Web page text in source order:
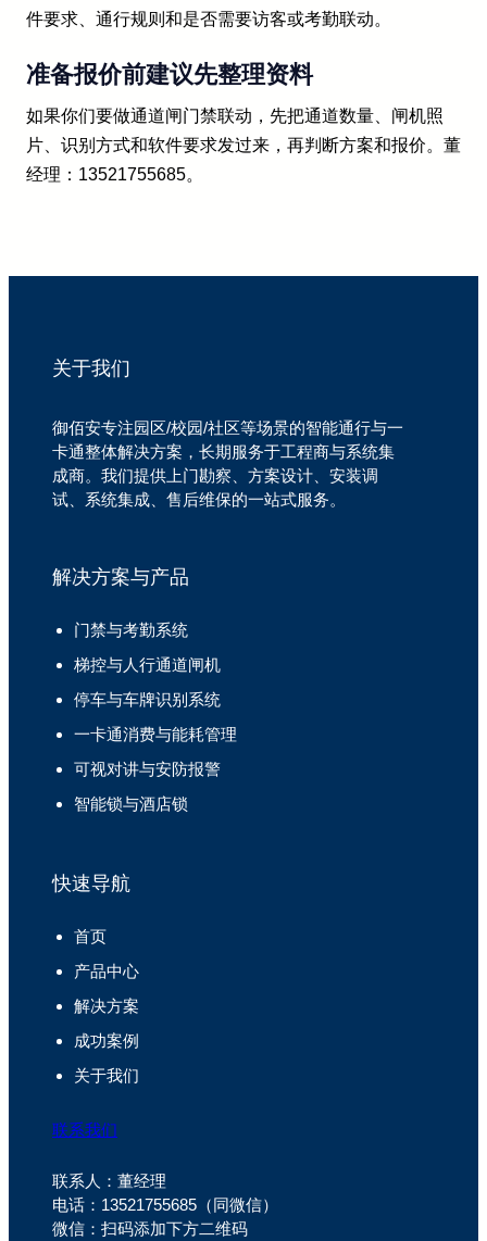
件要求、通行规则和是否需要访客或考勤联动。
准备报价前建议先整理资料
如果你们要做通道闸门禁联动，先把通道数量、闸机照
片、识别方式和软件要求发过来，再判断方案和报价。董
经理：13521755685。
关于我们
御佰安专注园区/校园/社区等场景的智能通行与一
卡通整体解决方案，长期服务于工程商与系统集
成商。我们提供上门勘察、方案设计、安装调
试、系统集成、售后维保的一站式服务。
解决方案与产品
门禁与考勤系统
梯控与人行通道闸机
停车与车牌识别系统
一卡通消费与能耗管理
可视对讲与安防报警
智能锁与酒店锁
快速导航
首页
产品中心
解决方案
成功案例
关于我们
联系我们
联系人：董经理
电话：13521755685（同微信）
微信：扫码添加下方二维码